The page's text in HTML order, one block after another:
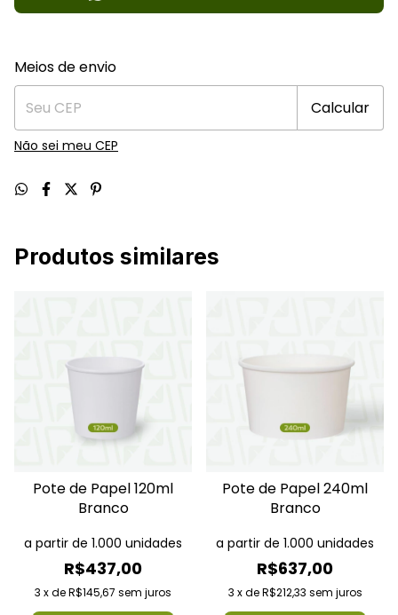
Entregas para o CEP:
Meios de envio
Calcular
Não sei meu CEP
Produtos similares
Pote de Papel 120ml
Branco
R$437,00
3 xdeR$145,67 sem juros
a partir de 1.000 unidades
Pote de Papel 240ml
Branco
R$637,00
3 xdeR$212,33 sem juros
a partir de 1.000 unidades